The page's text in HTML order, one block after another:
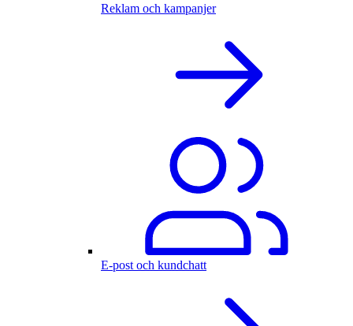
Reklam och kampanjer
E-post och kundchatt